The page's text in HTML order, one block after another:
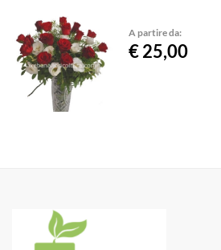
A partire da:
€ 25,00